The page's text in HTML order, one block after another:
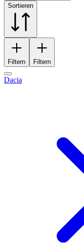
Sortieren
Filtern Filtern
Dacia